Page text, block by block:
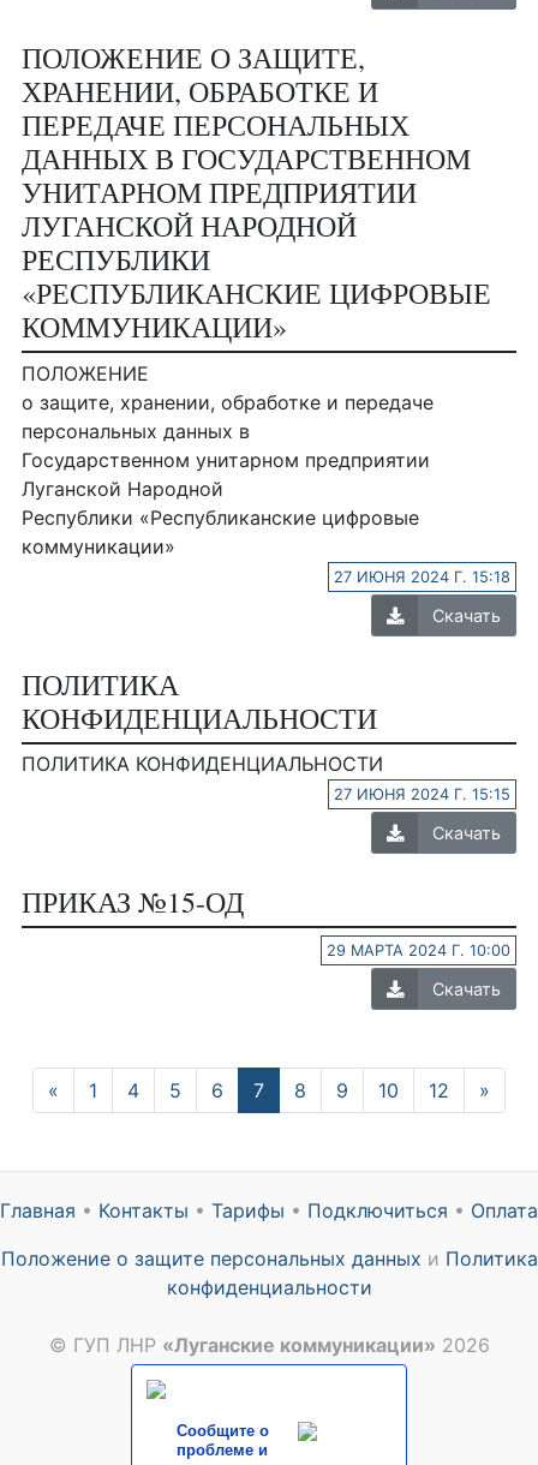
ПОЛОЖЕНИЕ О ЗАЩИТЕ,
ХРАНЕНИИ, ОБРАБОТКЕ И
ПЕРЕДАЧЕ ПЕРСОНАЛЬНЫХ
ДАННЫХ В ГОСУДАРСТВЕННОМ
УНИТАРНОМ ПРЕДПРИЯТИИ
ЛУГАНСКОЙ НАРОДНОЙ
РЕСПУБЛИКИ
«РЕСПУБЛИКАНСКИЕ ЦИФРОВЫЕ
КОММУНИКАЦИИ»
ПОЛОЖЕНИЕ
о защите, хранении, обработке и передаче
персональных данных в
Государственном унитарном предприятии
Луганской Народной
Республики «Республиканские цифровые
коммуникации»
27 ИЮНЯ 2024 Г. 15:18
Скачать
ПОЛИТИКА
КОНФИДЕНЦИАЛЬНОСТИ
ПОЛИТИКА КОНФИДЕНЦИАЛЬНОСТИ
27 ИЮНЯ 2024 Г. 15:15
Скачать
ПРИКАЗ №15-ОД
29 МАРТА 2024 Г. 10:00
Скачать
« Previous
1 4 5 6 7(current)
8 9 10 12 »
Главная • Контакты • Тарифы • Подключиться • Оплата
Положение о защите персональных данных и Политика
конфиденциальности
© ГУП ЛНР «Луганские коммуникации» 2026
Сообщите о
проблеме и